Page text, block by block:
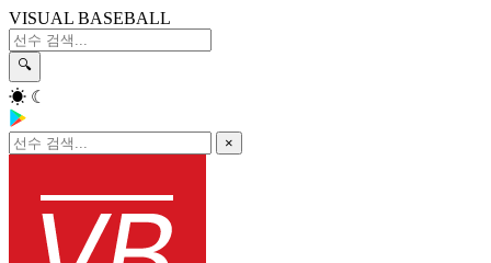
VISUAL BASEBALL
🔍
☀ ☾
×